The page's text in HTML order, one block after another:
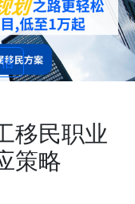
移民职业
策略